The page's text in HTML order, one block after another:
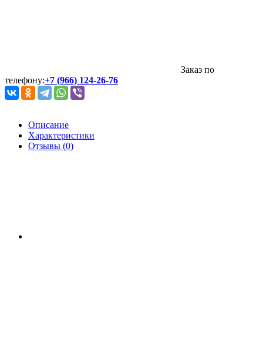
Заказ по
телефону:+7 (966) 124-26-76
Описание
Характеристики
Отзывы (0)